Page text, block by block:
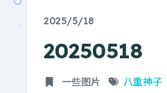
2025/5/18
20250518
一些图片 八重神子